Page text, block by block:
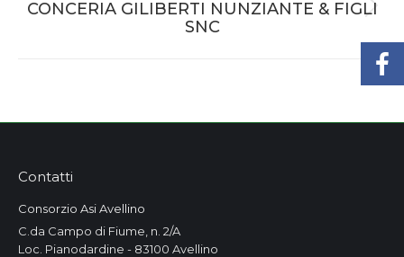
Next
project:
CONCERIA GILIBERTI NUNZIANTE & FIGLI
SNC
Contatti
Consorzio Asi Avellino
C.da Campo di Fiume, n. 2/A
Loc. Pianodardine - 83100 Avellino